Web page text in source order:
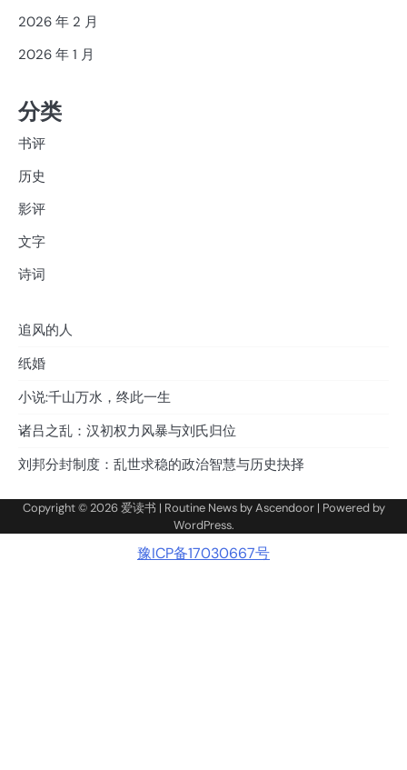
2026 年 2 月
2026 年 1 月
分类
书评
历史
影评
文字
诗词
追风的人
纸婚
小说:千山万水，终此一生
诸吕之乱：汉初权力风暴与刘氏归位
刘邦分封制度：乱世求稳的政治智慧与历史抉择
Copyright © 2026爱读书 | Routine News byAscendoor| Powered by
WordPress.
豫ICP备17030667号